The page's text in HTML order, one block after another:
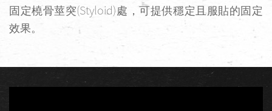
固定橈骨莖突(Styloid)處，可提供穩定且服貼的固定
效果。